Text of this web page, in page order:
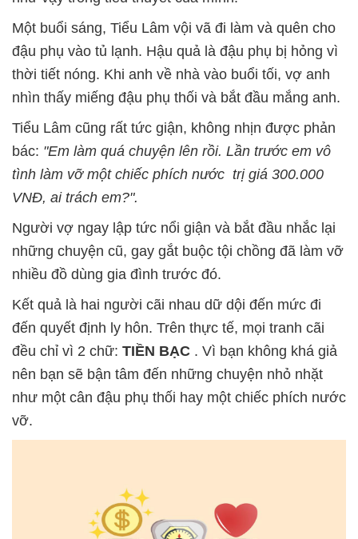
Một buổi sáng, Tiểu Lâm vội vã đi làm và quên cho
đậu phụ vào tủ lạnh. Hậu quả là đậu phụ bị hỏng vì
thời tiết nóng. Khi anh về nhà vào buổi tối, vợ anh
nhìn thấy miếng đậu phụ thối và bắt đầu mắng anh.
Tiểu Lâm cũng rất tức giận, không nhịn được phản
bác: "Em làm quá chuyện lên rồi. Lần trước em vô
tình làm vỡ một chiếc phích nước trị giá 300.000
VNĐ, ai trách em?".
Người vợ ngay lập tức nổi giận và bắt đầu nhắc lại
những chuyện cũ, gay gắt buộc tội chồng đã làm vỡ
nhiều đồ dùng gia đình trước đó.
Kết quả là hai người cãi nhau dữ dội đến mức đi
đến quyết định ly hôn. Trên thực tế, mọi tranh cãi
đều chỉ vì 2 chữ: TIỀN BẠC . Vì bạn không khá giả
nên bạn sẽ bận tâm đến những chuyện nhỏ nhặt
như một cân đậu phụ thối hay một chiếc phích nước
vỡ.